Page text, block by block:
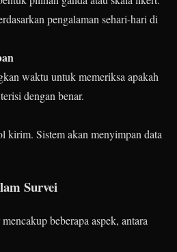
pengalaman sehari-hari di
waktu untuk memeriksa apakah
dengan benar.
kirim. Sistem akan menyimpan data
Survei
beberapa aspek, antara